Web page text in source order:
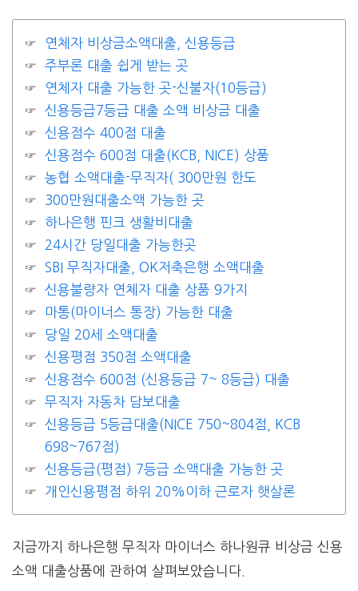
연체자 비상금소액대출, 신용등급
주부론 대출 쉽게 받는 곳
연체자 대출 가능한 곳-신불자(10등급)
신용등급7등급 대출 소액 비상금 대출
신용점수 400점 대출
신용점수 600점 대출(KCB, NICE) 상품
농협 소액대출-무직자( 300만원 한도
300만원대출소액 가능한 곳
하나은행 핀크 생활비대출
24시간 당일대출 가능한곳
SBI 무직자대출, OK저축은행 소액대출
신용불량자 연체자 대출 상품 9가지
마통(마이너스 통장) 가능한 대출
당일 20세 소액대출
신용평점 350점 소액대출
신용점수 600점 (신용등급 7~ 8등급) 대출
무직자 자동차 담보대출
신용등급 5등급대출(NICE 750~804점, KCB
698~767점)
신용등급(평점) 7등급 소액대출 가능한 곳
개인신용평점 하위 20%이하 근로자 햇살론
지금까지 하나은행 무직자 마이너스 하나원큐 비상금 신용
소액 대출상품에 관하여 살펴보았습니다.